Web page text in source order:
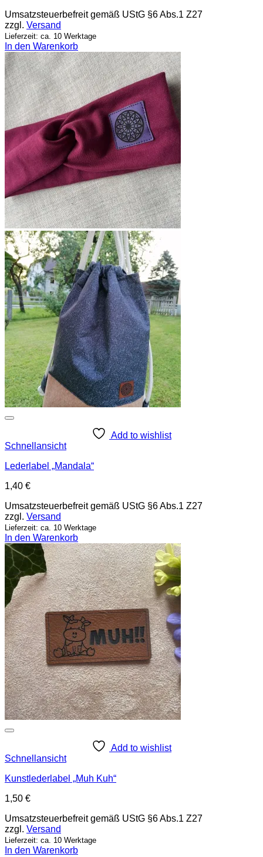
Umsatzsteuerbefreit gemäß UStG §6 Abs.1 Z27
zzgl. Versand
Lieferzeit: ca. 10 Werktage
In den Warenkorb
Add to wishlist
Schnellansicht
Lederlabel „Mandala“
1,40 €
Umsatzsteuerbefreit gemäß UStG §6 Abs.1 Z27
zzgl. Versand
Lieferzeit: ca. 10 Werktage
In den Warenkorb
Add to wishlist
Schnellansicht
Kunstlederlabel „Muh Kuh“
1,50 €
Umsatzsteuerbefreit gemäß UStG §6 Abs.1 Z27
zzgl. Versand
Lieferzeit: ca. 10 Werktage
In den Warenkorb